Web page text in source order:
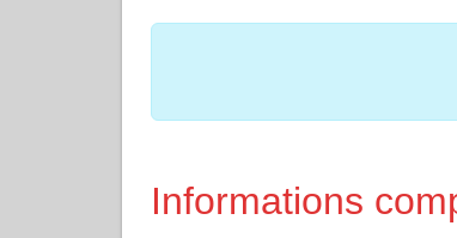
Informations